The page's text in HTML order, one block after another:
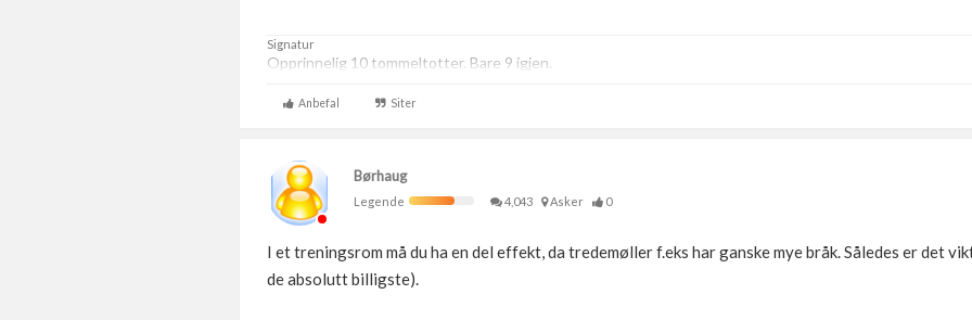
Signatur
Opprinnelig 10 tommeltotter. Bare 9 igjen.
Anbefal Siter
Børhaug
Legende
4,043 Asker 0
I et treningsrom må du ha en del effekt, da tredemøller f.eks har ganske mye bråk. Således er det
de absolutt billigste).